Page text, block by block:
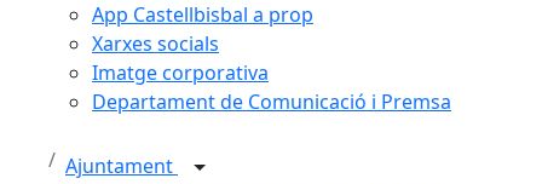
App Castellbisbal a prop
Xarxes socials
Imatge corporativa
Departament de Comunicació i Premsa
Ajuntament